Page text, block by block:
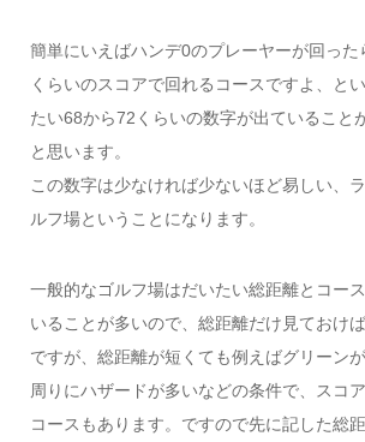
簡単にいえばハンデ0のプレーヤーが回った
くらいのスコアで回れるコースですよ、と
たい68から72くらいの数字が出ていること
と思います。
この数字は少なければ少ないほど易しい、
ルフ場ということになります。
一般的なゴルフ場はだいたい総距離とコー
いることが多いので、総距離だけ見ておけ
ですが、総距離が短くても例えばグリーン
周りにハザードが多いなどの条件で、スコ
コースもあります。ですので先に記した総